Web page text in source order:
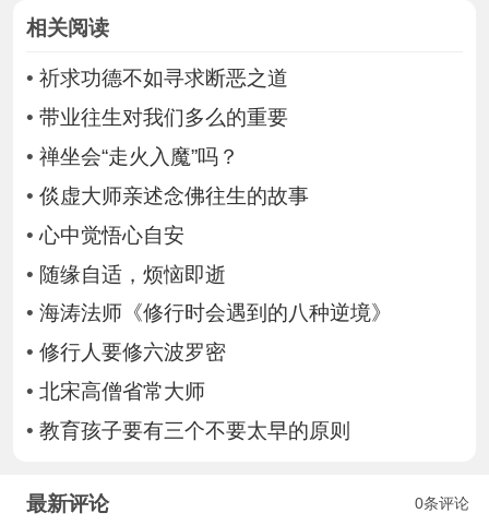
相关阅读
• 祈求功德不如寻求断恶之道
• 带业往生对我们多么的重要
• 禅坐会“走火入魔”吗？
• 倓虚大师亲述念佛往生的故事
•心中觉悟心自安
• 随缘自适，烦恼即逝
• 海涛法师《修行时会遇到的八种逆境》
• 修行人要修六波罗密
• 北宋高僧省常大师
• 教育孩子要有三个不要太早的原则
0条评论
最新评论